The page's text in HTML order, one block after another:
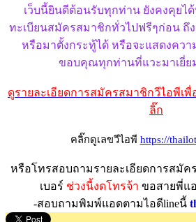
เว็บนี้ยินดีต้อนรับทุกท่าน ยังคงคุยไ
ทะเบียนสมัครสมาชิกทั่วไปฟรีๆก่อน ถึ
หรือมาตั้งกระทู้ได้ หรือจะแสดงควา
ขอบคุณทุกท่านที่แวะมาเยี่ย
ดูรายละเอียดการสมัครสมาชิกวีไอพีเ
ลิ๊ก
คลิ๊กดูเลขวีไอพี https://
หรือโทรสอบถามรายละเอียดการสมัค
เบอร์ ช่วงนี้งดโทรจ้า ขอสายพี่แ
-สอบถามพิมพ์แอดตามไอดีlineนี้